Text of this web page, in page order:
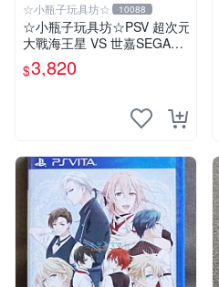
☆小瓶子玩具坊☆ 10088
☆小瓶子玩具坊☆PSV 超次元
大戰海王星 VS 世嘉SEGA主
機少女 ebten 法米通 店舖特
典通常版+特典--CD
$3,820